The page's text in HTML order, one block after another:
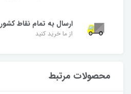
ارسال به تمام نقاط کشور
از ما خرید کنید
محصولات مرتبط